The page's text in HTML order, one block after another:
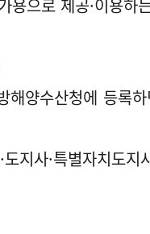
용으로 제공·이용하
해양수산청에 등록
지사·특별자치도지